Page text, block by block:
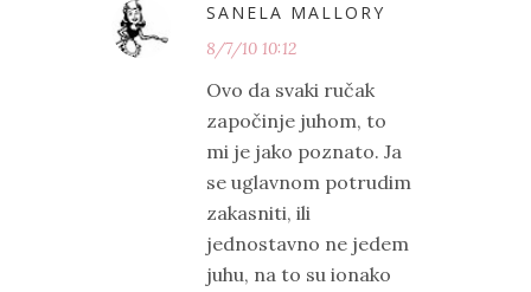
SANELA MALLORY
8/7/10 10:12
Ovo da svaki ručak
započinje juhom, to
mi je jako poznato. Ja
se uglavnom potrudim
zakasniti, ili
jednostavno ne jedem
juhu, na to su ionako